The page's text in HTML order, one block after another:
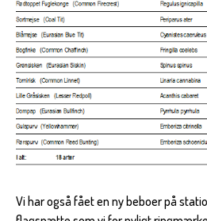
Vi har også fået en ny beboer på